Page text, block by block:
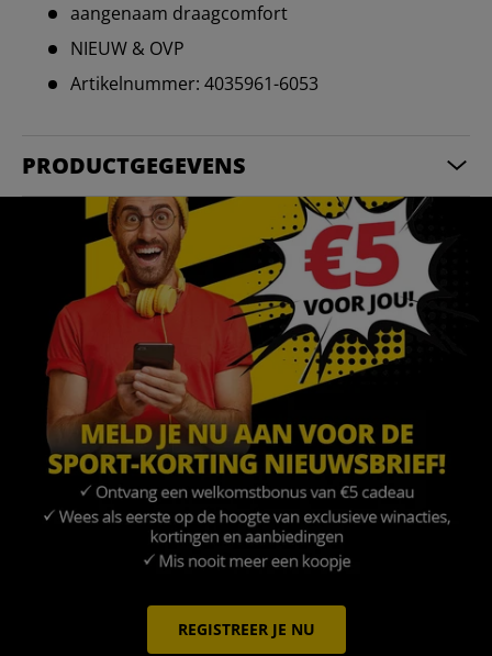
aangenaam draagcomfort
NIEUW & OVP
Artikelnummer: 4035961-6053
PRODUCTGEGEVENS
REGISTREER JE NU